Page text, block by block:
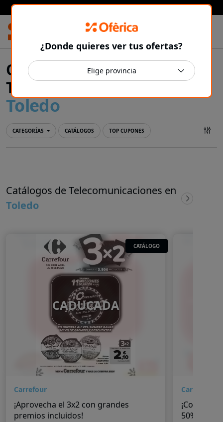
Prensa Ibérica
Ofertas y catálogos de
Telecomunicaciones en
Toledo
CATEGORÍAS CATÁLOGOS TOP CUPONES
Catálogos de Telecomunicaciones en
Toledo
CATÁLOGO
CADUCADA
Carrefour
¡Aprovecha el 3x2 con grandes
premios incluidos!
Carrefour
50%!
¿Donde quieres ver tus ofertas?